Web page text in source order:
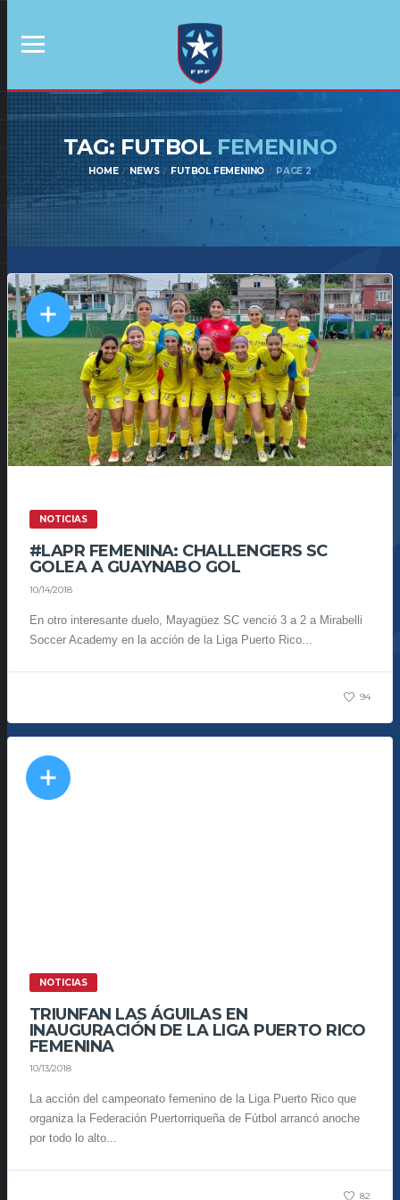
TAG: FUTBOL FEMENINO
HOME NEWS FUTBOL FEMENINO PAGE 2
NOTICIAS
#LAPR FEMENINA: CHALLENGERS SC
GOLEA A GUAYNABO GOL
10/14/2018
En otro interesante duelo, Mayagüez SC venció 3 a 2 a Mirabelli
Soccer Academy en la acción de la Liga Puerto Rico...
94
NOTICIAS
TRIUNFAN LAS ÁGUILAS EN
INAUGURACIÓN DE LA LIGA PUERTO RICO
FEMENINA
10/13/2018
La acción del campeonato femenino de la Liga Puerto Rico que
organiza la Federación Puertorriqueña de Fútbol arrancó anoche
por todo lo alto...
82